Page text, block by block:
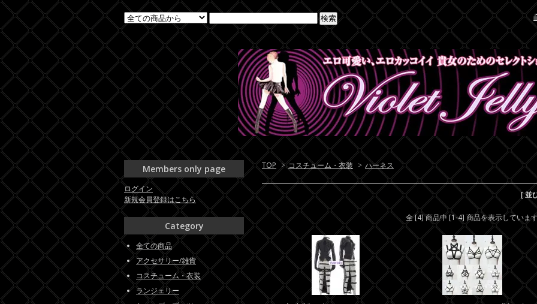
TOP > コスチューム・衣装 > ハーネス
[ 並
全 [4] 商品中 [1-4] 商品を表示していま
Members only page
ログイン
新規会員登録はこちら
Category
全ての商品
アクセサリー/雑貨
コスチューム・衣装
ランジェリー